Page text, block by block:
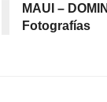
MAUI –
Fotografías